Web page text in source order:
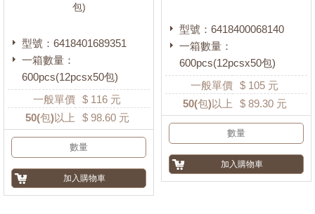
包)
型號：6418401689351
一箱數量：
600pcs(12pcsx50包)
一般單價 $ 116 元
50(包)以上 $ 98.60 元
型號：6418400068140
一箱數量：
600pcs(12pcsx50包)
一般單價 $ 105 元
50(包)以上 $ 89.30 元